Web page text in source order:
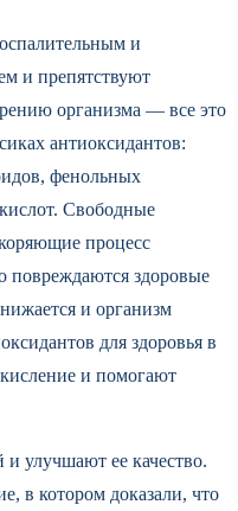
и
и препятствуют
организма — все это
антиоксидантов:
фенольных
Свободные
процесс
повреждаются здоровые
и организм
для здоровья в
и помогают
улучшают ее качество.
в котором доказали, что